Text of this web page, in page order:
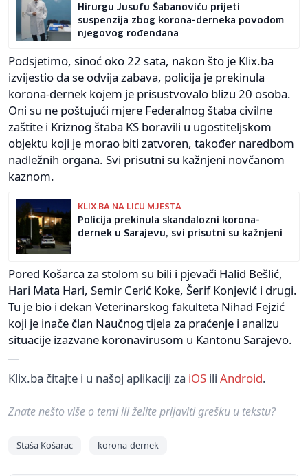
Hirurgu Jusufu Šabanoviću prijeti
suspenzija zbog korona-derneka povodom
njegovog rođendana
Podsjetimo, sinoć oko 22 sata, nakon što je Klix.ba
izvijestio da se odvija zabava, policija je prekinula
korona-dernek kojem je prisustvovalo blizu 20 osoba.
Oni su ne poštujući mjere Federalnog štaba civilne
zaštite i Kriznog štaba KS boravili u ugostiteljskom
objektu koji je morao biti zatvoren, također naredbom
nadležnih organa. Svi prisutni su kažnjeni novčanom
kaznom.
KLIX.BA NA LICU MJESTA
Policija prekinula skandalozni korona-
dernek u Sarajevu, svi prisutni su kažnjeni
Pored Košarca za stolom su bili i pjevači Halid Bešlić,
Hari Mata Hari, Semir Cerić Koke, Šerif Konjević i drugi.
Tu je bio i dekan Veterinarskog fakulteta Nihad Fejzić
koji je inače član Naučnog tijela za praćenje i analizu
situacije izazvane koronavirusom u Kantonu Sarajevo.
Klix.ba čitajte i u našoj aplikaciji za iOS ili Android.
Znate nešto više o temi ili želite prijaviti grešku u tekstu?
Staša Košarac korona-dernek